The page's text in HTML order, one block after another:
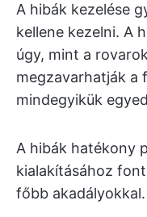
A hibák kezelése
kellene kezelni. A
úgy, mint a
megzavarhatják a
mindegyikük
A hibák hatékony
kialakításához
főbb akadályokkal.